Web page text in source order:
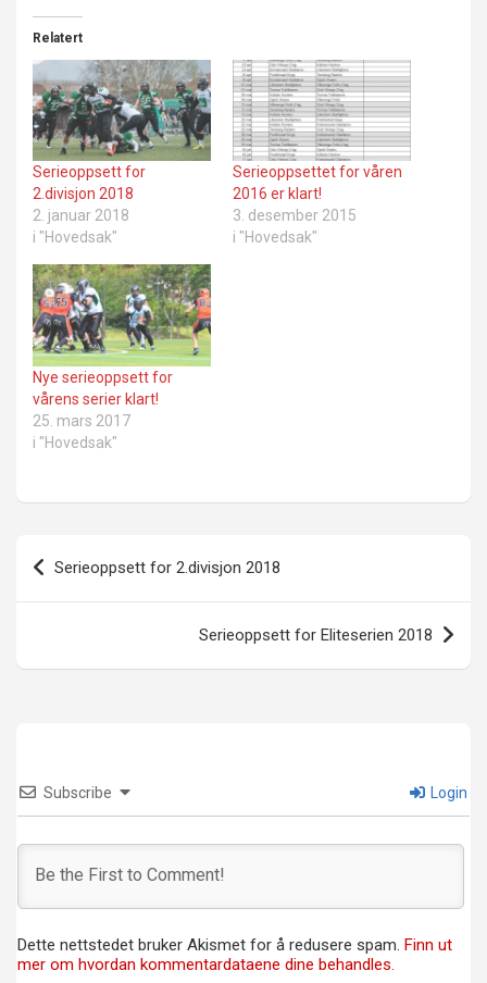
Relatert
Serieoppsett for
2.divisjon 2018
2. januar 2018
i "Hovedsak"
Serieoppsettet for våren
2016 er klart!
3. desember 2015
i "Hovedsak"
Nye serieoppsett for
vårens serier klart!
25. mars 2017
i "Hovedsak"
Innleggsnavigasjon
Serieoppsett for 2.divisjon 2018
Serieoppsett for Eliteserien 2018
Subscribe Login
Dette nettstedet bruker Akismet for å redusere spam. Finn ut
mer om hvordan kommentardataene dine behandles.